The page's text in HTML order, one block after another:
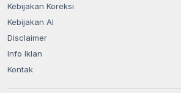
Kebijakan Koreksi
Kebijakan AI
Disclaimer
Info Iklan
Kontak